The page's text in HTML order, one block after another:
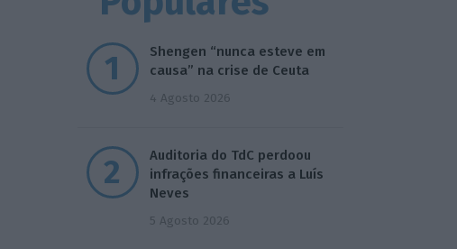
Shengen “nunca esteve em
causa” na crise de Ceuta
4 Agosto 2026
Auditoria do TdC perdoou
infrações financeiras a Luís
Neves
5 Agosto 2026